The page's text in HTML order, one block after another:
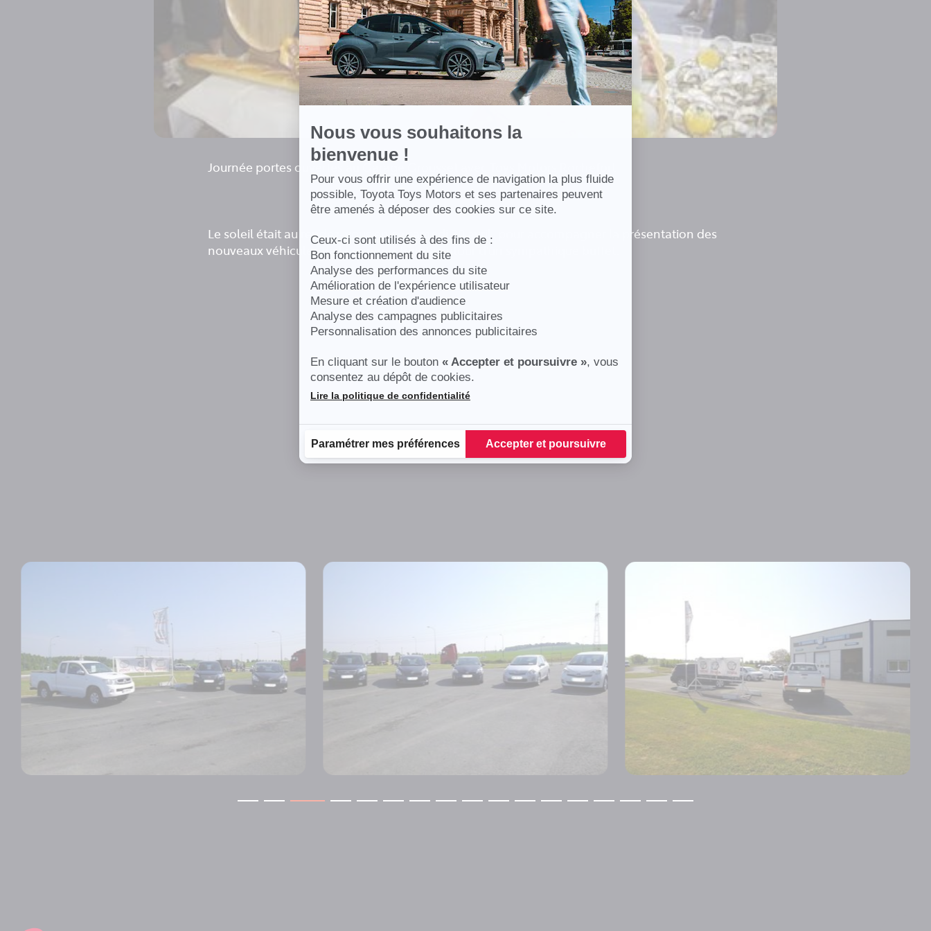
Nous vous souhaitons la
bienvenue !
Pour vous offrir une expérience de navigation la plus fluide
possible, Toyota Toys Motors et ses partenaires peuvent
être amenés à déposer des cookies sur ce site.
Ceux-ci sont utilisés à des fins de :
Bon fonctionnement du site
Analyse des performances du site
Amélioration de l'expérience utilisateur
Mesure et création d'audience
Analyse des campagnes publicitaires
Personnalisation des annonces publicitaires
En cliquant sur le bouton « Accepter et poursuivre », vous
consentez au dépôt de cookies.
Plateforme de Gestion du Consentement : Personnalisez vos Options
Lire la politique de confidentialité
Paramétrer mes préférences Accepter et poursuivre
Axeptio consent
Journée portes ouvertes au Garage Grousset avec Toys Motors Rochefort
Le soleil était au rendez-vous en ce samedi 30 avril, pour accompagner la présentation des
nouveaux véhicules de la gamme Toyota autour d'un sympathique buffet.